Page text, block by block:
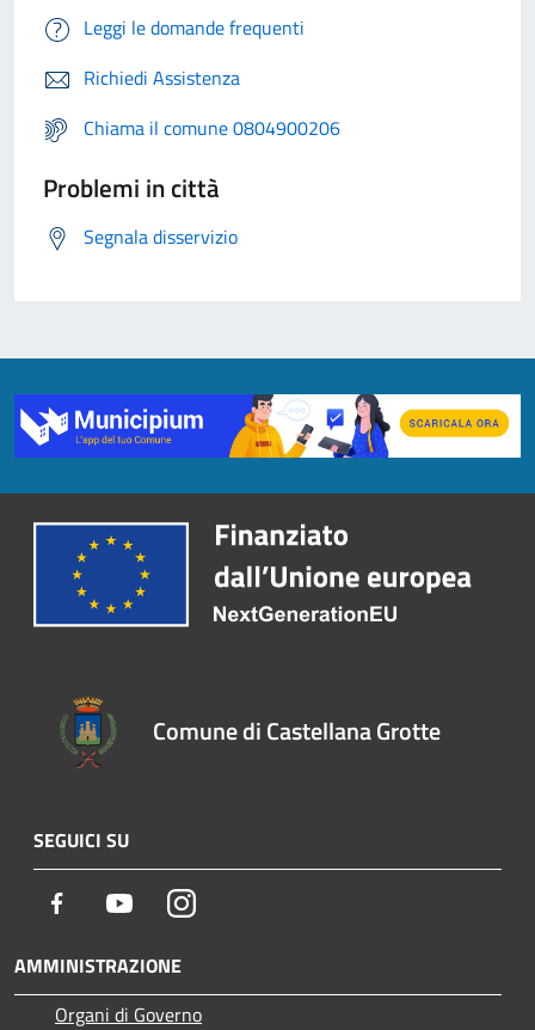
Leggi le domande frequenti
Richiedi Assistenza
Chiama il comune 0804900206
Problemi in città
Segnala disservizio
Comune di Castellana Grotte
SEGUICI SU
Facebook YoutubeInstagram
AMMINISTRAZIONE
Organi di Governo